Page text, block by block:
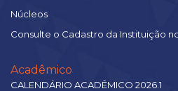
Núcleos
Consulte o Cadastro da Instituição
Acadêmico
CALENDÁRIO ACADÊMICO 2026.1